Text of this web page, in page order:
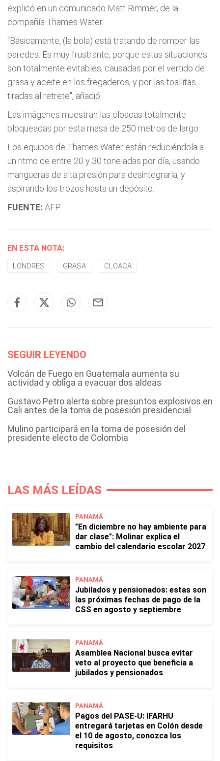
explicó en un comunicado Matt Rimmer, de la
compañía Thames Water.
"Básicamente, (la bola) está tratando de romper las
paredes. Es muy frustrante, porque estas situaciones
son totalmente evitables, causadas por el vertido de
grasa y aceite en los fregaderos, y por las toallitas
tiradas al retrete", añadió.
Las imágenes muestran las cloacas totalmente
bloqueadas por esta masa de 250 metros de largo.
Los equipos de Thames Water están reduciéndola a
un ritmo de entre 20 y 30 toneladas por día, usando
mangueras de alta presión para desintegrarla, y
aspirando los trozos hasta un depósito.
FUENTE: AFP
EN ESTA NOTA:
LONDRES GRASA CLOACA
SEGUIR LEYENDO
Volcán de Fuego en Guatemala aumenta su
actividad y obliga a evacuar dos aldeas
Gustavo Petro alerta sobre presuntos explosivos en
Cali antes de la toma de posesión presidencial
Mulino participará en la toma de posesión del
presidente electo de Colombia
LAS MÁS LEÍDAS
PANAMÁ
"En diciembre no hay ambiente para
dar clase": Molinar explica el
cambio del calendario escolar 2027
PANAMÁ
Jubilados y pensionados: estas son
las próximas fechas de pago de la
CSS en agosto y septiembre
PANAMÁ
Asamblea Nacional busca evitar
veto al proyecto que beneficia a
jubilados y pensionados
PANAMÁ
Pagos del PASE-U: IFARHU
entregará tarjetas en Colón desde
el 10 de agosto, conozca los
requisitos